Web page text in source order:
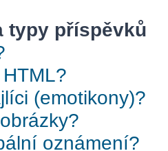
typy příspěvků
(emotikony)?
oznámení?